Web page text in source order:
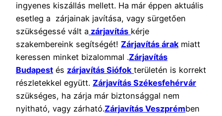
ingyenes kiszállás mellett. Ha már éppen aktuális
esetleg a zárjainak javítása, vagy sürgetően
szükségessé vált a zárjavítás kérje
szakembereink segítségét! Zárjavítás árakmiatt
keressen minket bizalommal .Zárjavítás
Budapest és zárjavítás Siófok területén is korrekt
részletekkel együtt. Zárjavítás Székesfehérvár
szükséges, ha zárja már biztonsággal nem
nyitható, vagy zárható.Zárjavítás Veszprémben